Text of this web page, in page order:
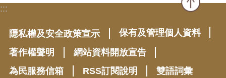
:::
隱私權及安全政策宣示
保有及管理個人資料
著作權聲明
網站資料開放宣告
為民服務信箱
RSS訂閱說明 雙語詞彙